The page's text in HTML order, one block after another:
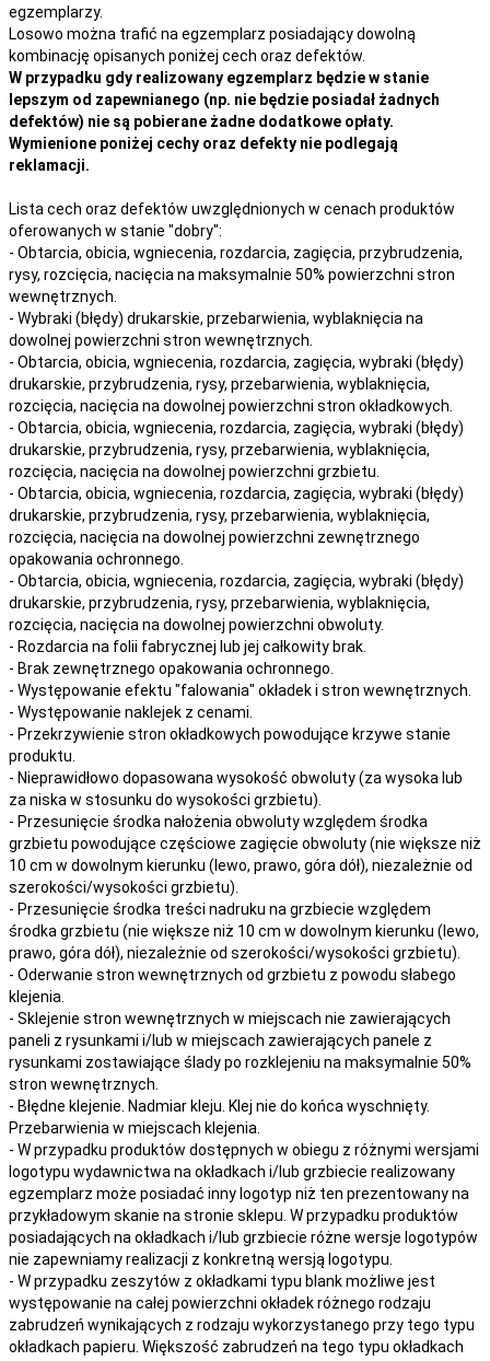
egzemplarzy.
Losowo można trafić na egzemplarz posiadający dowolną
kombinację opisanych poniżej cech oraz defektów.
W przypadku gdy realizowany egzemplarz będzie w stanie
lepszym od zapewnianego (np. nie będzie posiadał żadnych
defektów) nie są pobierane żadne dodatkowe opłaty.
Wymienione poniżej cechy oraz defekty nie podlegają
reklamacji.
Lista cech oraz defektów uwzględnionych w cenach produktów
oferowanych w stanie "dobry":
- Obtarcia, obicia, wgniecenia, rozdarcia, zagięcia, przybrudzenia,
rysy, rozcięcia, nacięcia na maksymalnie 50% powierzchni stron
wewnętrznych.
- Wybraki (błędy) drukarskie, przebarwienia, wyblaknięcia na
dowolnej powierzchni stron wewnętrznych.
- Obtarcia, obicia, wgniecenia, rozdarcia, zagięcia, wybraki (błędy)
drukarskie, przybrudzenia, rysy, przebarwienia, wyblaknięcia,
rozcięcia, nacięcia na dowolnej powierzchni stron okładkowych.
- Obtarcia, obicia, wgniecenia, rozdarcia, zagięcia, wybraki (błędy)
drukarskie, przybrudzenia, rysy, przebarwienia, wyblaknięcia,
rozcięcia, nacięcia na dowolnej powierzchni grzbietu.
- Obtarcia, obicia, wgniecenia, rozdarcia, zagięcia, wybraki (błędy)
drukarskie, przybrudzenia, rysy, przebarwienia, wyblaknięcia,
rozcięcia, nacięcia na dowolnej powierzchni zewnętrznego
opakowania ochronnego.
- Obtarcia, obicia, wgniecenia, rozdarcia, zagięcia, wybraki (błędy)
drukarskie, przybrudzenia, rysy, przebarwienia, wyblaknięcia,
rozcięcia, nacięcia na dowolnej powierzchni obwoluty.
- Rozdarcia na folii fabrycznej lub jej całkowity brak.
- Brak zewnętrznego opakowania ochronnego.
- Występowanie efektu "falowania" okładek i stron wewnętrznych.
- Występowanie naklejek z cenami.
- Przekrzywienie stron okładkowych powodujące krzywe stanie
produktu.
- Nieprawidłowo dopasowana wysokość obwoluty (za wysoka lub
za niska w stosunku do wysokości grzbietu).
- Przesunięcie środka nałożenia obwoluty względem środka
grzbietu powodujące częściowe zagięcie obwoluty (nie większe niż
10 cm w dowolnym kierunku (lewo, prawo, góra dół), niezależnie od
szerokości/wysokości grzbietu).
- Przesunięcie środka treści nadruku na grzbiecie względem
środka grzbietu (nie większe niż 10 cm w dowolnym kierunku (lewo,
prawo, góra dół), niezależnie od szerokości/wysokości grzbietu).
- Oderwanie stron wewnętrznych od grzbietu z powodu słabego
klejenia.
- Sklejenie stron wewnętrznych w miejscach nie zawierających
paneli z rysunkami i/lub w miejscach zawierających panele z
rysunkami zostawiające ślady po rozklejeniu na maksymalnie 50%
stron wewnętrznych.
- Błędne klejenie. Nadmiar kleju. Klej nie do końca wyschnięty.
Przebarwienia w miejscach klejenia.
- W przypadku produktów dostępnych w obiegu z różnymi wersjami
logotypu wydawnictwa na okładkach i/lub grzbiecie realizowany
egzemplarz może posiadać inny logotyp niż ten prezentowany na
przykładowym skanie na stronie sklepu. W przypadku produktów
posiadających na okładkach i/lub grzbiecie różne wersje logotypów
nie zapewniamy realizacji z konkretną wersją logotypu.
- W przypadku zeszytów z okładkami typu blank możliwe jest
występowanie na całej powierzchni okładek różnego rodzaju
zabrudzeń wynikających z rodzaju wykorzystanego przy tego typu
okładkach papieru. Większość zabrudzeń na tego typu okładkach